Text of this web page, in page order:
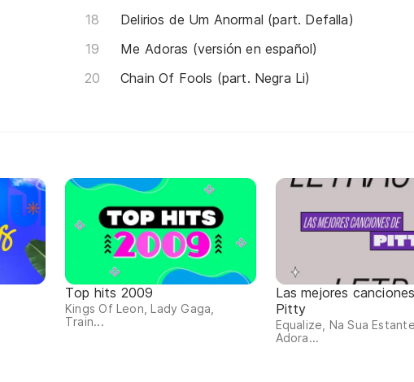
Delirios de Um Anormal (part. Defalla)
Me Adoras (versión en español)
Chain Of Fools (part. Negra Li)
Top hits 2009
Kings Of Leon, Lady Gaga,
Train...
Las mejores
Pitty
Equalize, Na Sua
Adora...